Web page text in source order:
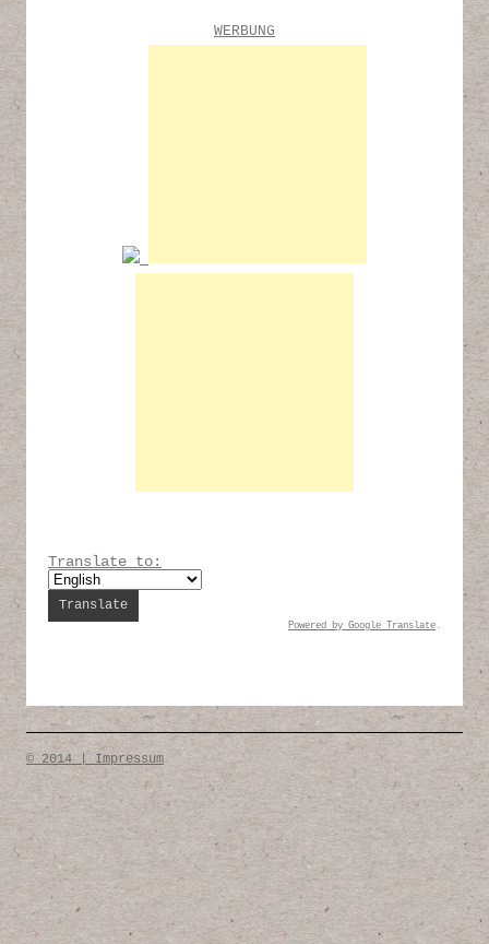
WERBUNG
Translate to:
Powered by Google Translate .
© 2014 | Impressum